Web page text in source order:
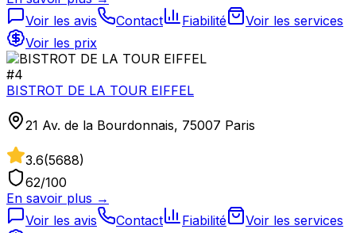
Voir les avis
Contact Fiabilité
Voir les services
Voir les prix
#4
BISTROT DE LA TOUR EIFFEL
21 Av. de la Bourdonnais, 75007 Paris
3.6(5688)
62/100
En savoir plus →
Voir les avis
Contact Fiabilité
Voir les services